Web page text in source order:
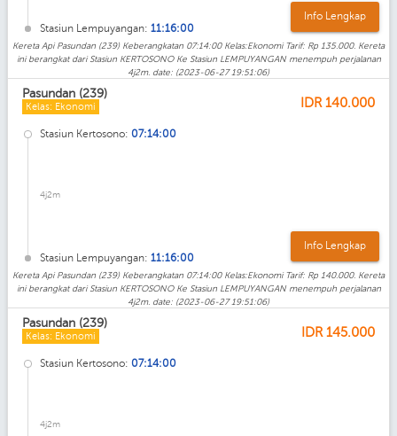
Stasiun Lempuyangan: 11:16:00
Info Lengkap
Kereta Api Pasundan (239) Keberangkatan 07:14:00 Kelas:Ekonomi Tarif: Rp 135.000. Kereta
ini berangkat dari Stasiun KERTOSONO Ke Stasiun LEMPUYANGAN menempuh perjalanan
4j2m. date: (2023-06-27 19:51:06)
Pasundan (239)
Kelas: Ekonomi IDR 140.000
Stasiun Kertosono: 07:14:00
4j2m
Stasiun Lempuyangan: 11:16:00
Info Lengkap
Kereta Api Pasundan (239) Keberangkatan 07:14:00 Kelas:Ekonomi Tarif: Rp 140.000. Kereta
ini berangkat dari Stasiun KERTOSONO Ke Stasiun LEMPUYANGAN menempuh perjalanan
4j2m. date: (2023-06-27 19:51:06)
Pasundan (239)
Kelas: Ekonomi IDR 145.000
Stasiun Kertosono: 07:14:00
4j2m